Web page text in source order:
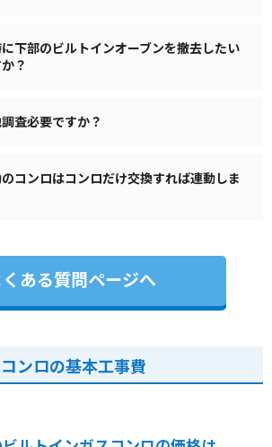
下部のビルトインオーブンを撤去したい
？
査必要ですか？
コンロはコンロだけ交換すれば連動しま
くある質問ページへ
ンロの基本工事費